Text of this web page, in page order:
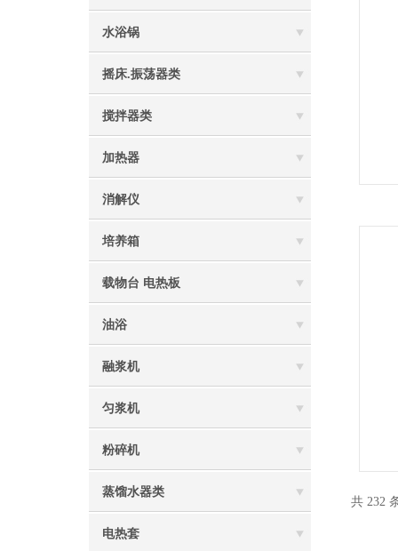
水浴锅
摇床.振荡器类
搅拌器类
加热器
消解仪
培养箱
载物台 电热板
油浴
融浆机
匀浆机
粉碎机
蒸馏水器类
电热套
共 232